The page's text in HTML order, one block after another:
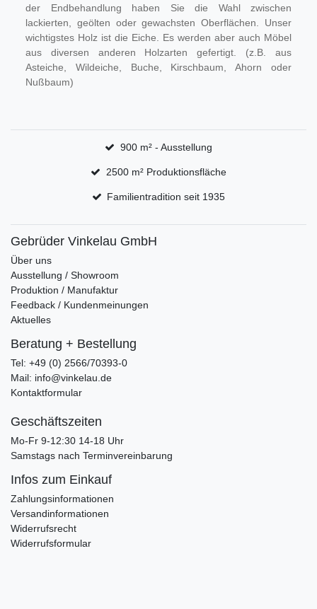
der Endbehandlung haben Sie die Wahl zwischen
lackierten, geölten oder gewachsten Oberflächen. Unser
wichtigstes Holz ist die Eiche. Es werden aber auch Möbel
aus diversen anderen Holzarten gefertigt. (z.B. aus
Asteiche, Wildeiche, Buche, Kirschbaum, Ahorn oder
Nußbaum)
900 m² - Ausstellung
2500 m² Produktionsfläche
Familientradition seit 1935
Gebrüder Vinkelau GmbH
Über uns
Ausstellung / Showroom
Produktion / Manufaktur
Feedback / Kundenmeinungen
Aktuelles
Beratung + Bestellung
Tel: +49 (0) 2566/70393-0
Mail: info@vinkelau.de
Kontaktformular
Geschäftszeiten
Mo-Fr 9-12:30 14-18 Uhr
Samstags nach Terminvereinbarung
Infos zum Einkauf
Zahlungsinformationen
Versandinformationen
Widerrufsrecht
Widerrufsformular